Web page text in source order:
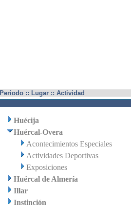
Periodo :: Lugar :: Actividad
Huécija
Huércal-Overa
Acontecimientos Especiales
Actividades Deportivas
Exposiciones
Huércal de Almería
Illar
Instinción